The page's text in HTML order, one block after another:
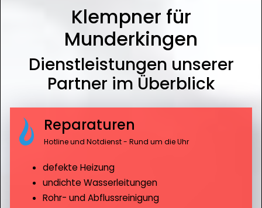
Klempner für
Munderkingen
Dienstleistungen unserer
Partner im Überblick
Reparaturen
Hotline und Notdienst - Rund um die Uhr
defekte Heizung
undichte Wasserleitungen
Rohr- und Abflussreinigung